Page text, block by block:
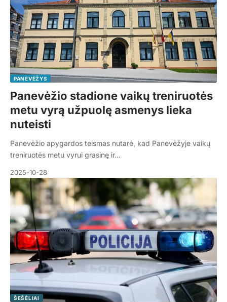
PANEVĖŽYS
Panevėžio stadione vaikų treniruotės
metu vyrą užpuolę asmenys lieka
nuteisti
Panevėžio apygardos teismas nutarė, kad Panevėžyje vaikų
treniruotės metu vyrui grasinę ir…
2025-10-28
ŠEŠĖLIAI